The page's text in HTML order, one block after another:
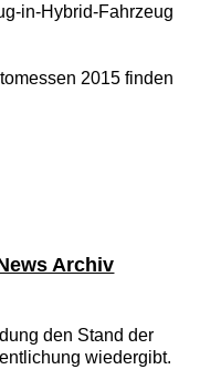
in-Hybrid-Fahrzeug
2015 finden
Archiv
den Stand der
wiedergibt.